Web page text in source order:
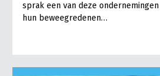
sprak een van deze
hun beweegredenen…